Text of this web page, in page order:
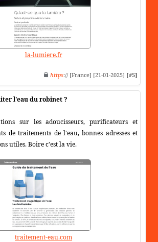
la-lumiere.fr
https:// [France] [21-01-2025] [#5]
l'eau du robinet ?
sur les adoucisseurs, purificateurs et
de traitements de l'eau, bonnes adresses et
utiles. Boire c'est la vie.
traitement-eau.com